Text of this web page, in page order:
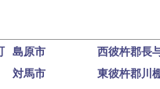
島原市
西彼杵郡長
対馬市
東彼杵郡川